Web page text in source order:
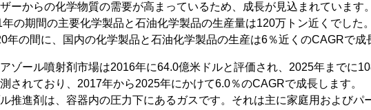
ーからの化学物質の需要が高まっているため、成長が見込まれています
の期間の主要化学製品と石油化学製品の生産量は120万トン近くでした
年の間に、国内の化学製品と石油化学製品の生産は6％近くのCAGRで成
ゾール噴射剤市場は2016年に64.0億米ドルと評価され、2025年までに
されており、2017年から2025年にかけて6.0％のCAGRで成長します。
推進剤は、容器内の圧力下にあるガスです。それは主に家庭用およびパ